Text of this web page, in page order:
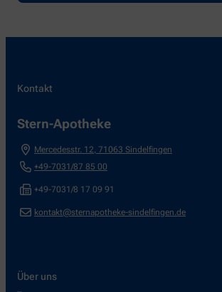
Kontakt
Stern-Apotheke
Mercedesstr. 12, 71063 Sindelfingen
+49-7031/87 85 00
+49-7031/8 17 09 91
kontakt@sternapotheke-sindelfingen.de
Über uns